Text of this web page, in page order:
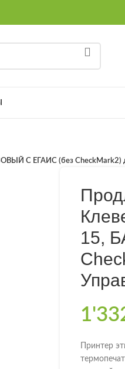
8
С ЕГАИС (без CheckMark2)
15,
Принтер